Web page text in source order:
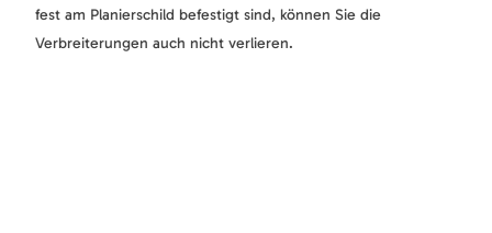
fest am Planierschild befestigt sind, können Sie die
Verbreiterungen auch nicht verlieren.